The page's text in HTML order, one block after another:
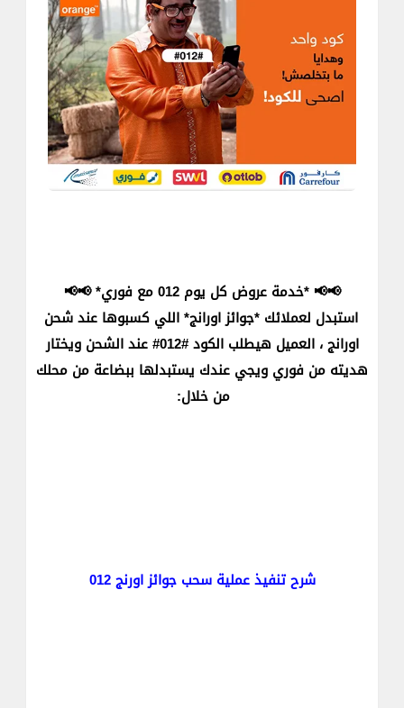
📢📢 *خدمة عروض كل يوم 012 مع فوري* 📢📢
استبدل لعملائك *جوائز اورانج* اللي كسبوها عند شحن
اورانج ، العميل هيطلب الكود #012# عند الشحن ويختار
هديته من فوري ويجي عندك يستبدلها ببضاعة من محلك
من خلال:
شرح تنفيذ عملية سحب جوائز اورنج 012